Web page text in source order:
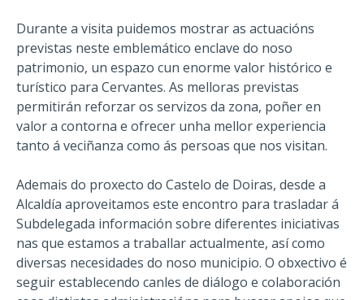
Durante a visita puidemos mostrar as actuacións
previstas neste emblemático enclave do noso
patrimonio, un espazo cun enorme valor histórico e
turístico para Cervantes. As melloras previstas
permitirán reforzar os servizos da zona, poñer en
valor a contorna e ofrecer unha mellor experiencia
tanto á veciñanza como ás persoas que nos visitan.
Ademais do proxecto do Castelo de Doiras, desde a
Alcaldía aproveitamos este encontro para trasladar á
Subdelegada información sobre diferentes iniciativas
nas que estamos a traballar actualmente, así como
diversas necesidades do noso municipio. O obxectivo é
seguir establecendo canles de diálogo e colaboración